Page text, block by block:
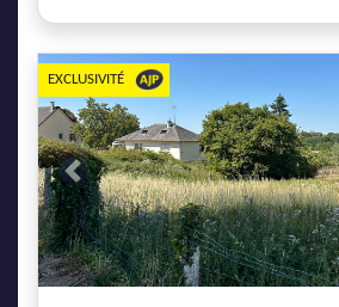
Previous
EXCLUSIVITÉ